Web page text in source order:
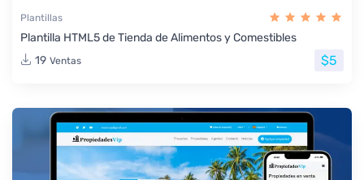
Plantillas
Plantilla HTML5 de Tienda de Alimentos y Comestibles
19 Ventas $5